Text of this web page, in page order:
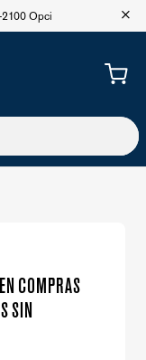
Opción 1 +
COMPRAS
SIN